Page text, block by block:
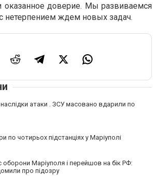
оказанное доверие. Мы развиваемся
нетерпением ждем новых задач.
атаки . ЗСУ масовано вдарили по
по чотирьох підстанціях у Маріуполі
оборони Маріуполя і перейшов на бік РФ:
про підозру